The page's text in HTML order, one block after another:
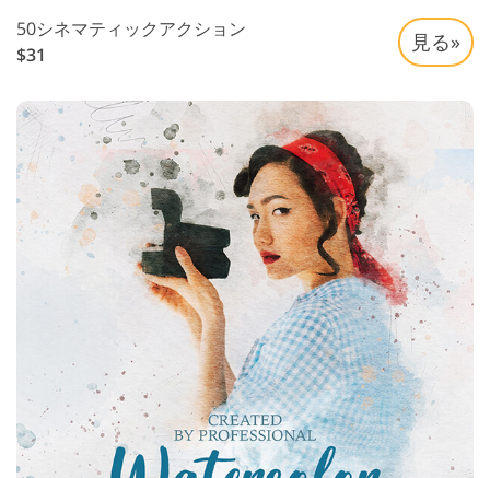
50シネマティックアクション
$31
見る»